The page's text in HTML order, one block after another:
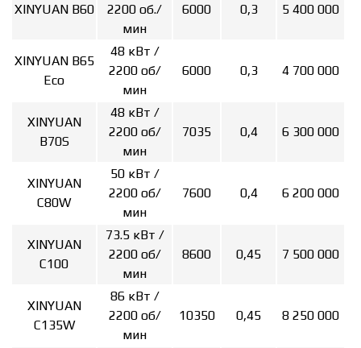
XINYUAN B60
2200 об./
мин
6000 0,3 5 400 000
XINYUAN B65
Eco
48 кВт /
2200 об/
мин
6000 0,3 4 700 000
XINYUAN
B70S
48 кВт /
2200 об/
мин
7035 0,4 6 300 000
XINYUAN
C80W
50 кВт /
2200 об/
мин
7600 0,4 6 200 000
XINYUAN
C100
73.5 кВт /
2200 об/
мин
8600 0,45 7 500 000
XINYUAN
C135W
86 кВт /
2200 об/
мин
10350 0,45 8 250 000